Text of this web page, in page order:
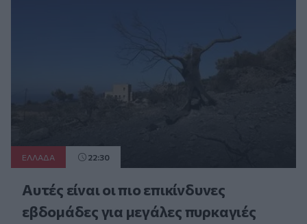
ΕΛΛAΔΑ 22:30
Αυτές είναι οι πιο επικίνδυνες
εβδομάδες για μεγάλες πυρκαγιές